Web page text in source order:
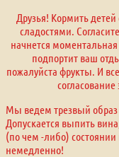
Друзья! Кормить
сладостями.
начнется
подпортит ваш
пожалуйста фрукты. И
Мы ведем трезвый образ
Допускается выпить
(по чем -либо)
немедленно!